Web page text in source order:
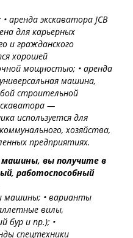
• аренда экскаватора JCB
для карьерных
и гражданского
хорошей
мощностью; • аренда
машина,
строительной
—
используется для
хозяйства,
предприятиях.
вы получите в
работоспособный
машины; • варианты
вилы,
бур и пр.); •
спецтехники